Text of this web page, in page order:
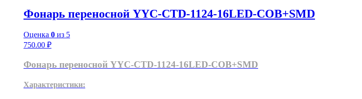
Фонарь переносной YYC-CTD-1124-16LED-COB+SMD
Оценка 0 из 5
750.00 ₽
Фонарь переносной YYC-CTD-1124-16LED-COB+SMD
Характеристики: